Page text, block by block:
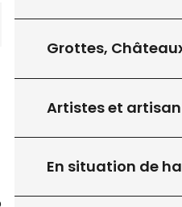
Grottes,
Artistes et
En situation de